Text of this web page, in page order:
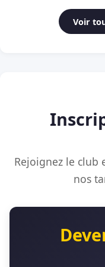
Voir
Rejoignez le club
nos